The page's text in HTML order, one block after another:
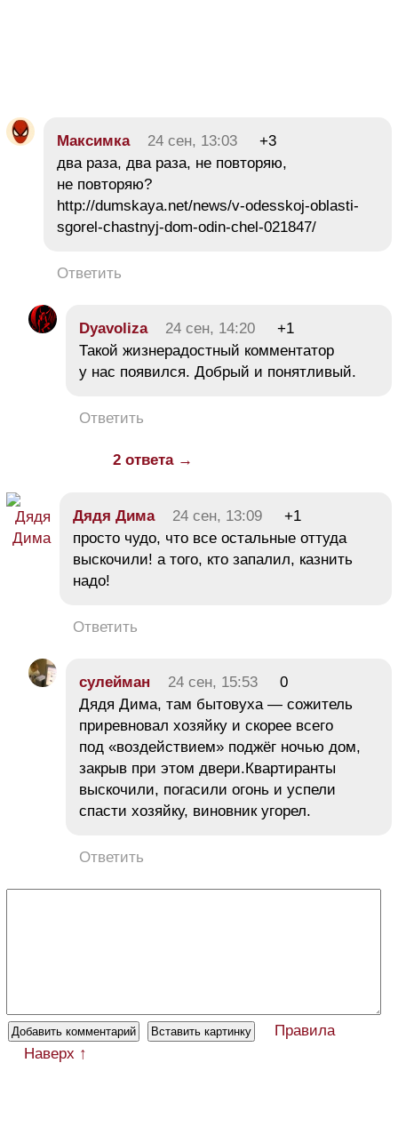
Максимка 24 сен, 13:03
+3
два раза, два раза, не повторяю,
не повторяю?
http://dumskaya.net/news/v-odesskoj-oblasti-
sgorel-chastnyj-dom-odin-chel-021847/
Ответить
Dyavoliza 24 сен, 14:20
+1
Такой жизнерадостный комментатор
у нас появился. Добрый и понятливый.
Ответить
2 ответа →
Дядя Дима 24 сен, 13:09
+1
просто чудо, что все остальные оттуда
выскочили! а того, кто запалил, казнить
надо!
Ответить
сулейман 24 сен, 15:53
0
Дядя Дима, там бытовуха — сожитель
приревновал хозяйку и скорее всего
под «воздействием» поджёг ночью дом,
закрыв при этом двери.Квартиранты
выскочили, погасили огонь и успели
спасти хозяйку, виновник угорел.
Ответить
Правила
Наверх ↑